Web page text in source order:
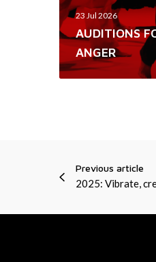
E
N
D
E
R
R
23 Jul 2026
AUDITIONS
ANGER
Previous article
2025: Vibrate,